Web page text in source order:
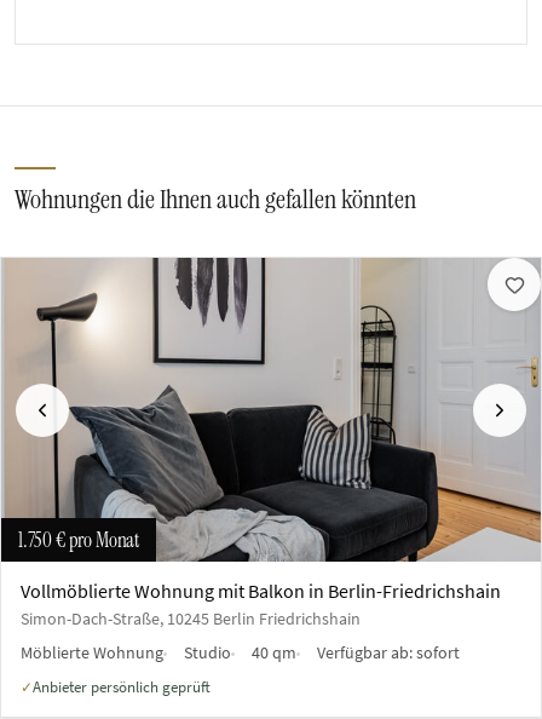
Wohnungen die Ihnen auch gefallen könnten
Vorherige
1.750 €pro Monat
Vollmöblierte Wohnung mit Balkon in Berlin-Friedrichshain
Simon-Dach-Straße, 10245 Berlin Friedrichshain
Möblierte Wohnung
Studio 40 qm Verfügbar ab:sofort
✓Anbieter persönlich geprüft